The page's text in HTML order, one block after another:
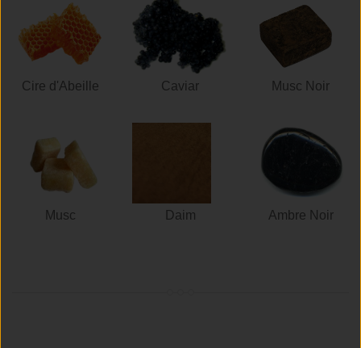
Cire d'Abeille Caviar Musc Noir
Musc Daim Ambre Noir